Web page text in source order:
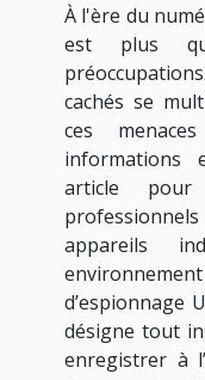
À l'ère du
est plus
cachés se
ces
informations
article pour
appareils
d’espionnage
désigne tout
enregistrer à